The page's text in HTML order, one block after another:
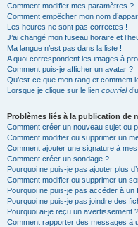
Comment modifier mes paramètres ?
Comment empêcher mon nom
Les heures ne sont pas correctes !
J’ai changé mon fuseau horaire et
Ma langue n’est pas dans la liste !
A quoi correspondent les images à
Comment puis-je afficher un avatar ?
Qu’est-ce que mon rang et comment
Lorsque je clique sur le lien courriel
Problèmes liés à la publication de
Comment créer un nouveau sujet ou
Comment modifier ou supprimer un
Comment ajouter une signature à
Comment créer un sondage ?
Pourquoi ne puis-je pas ajouter plus
Comment modifier ou supprimer un
Pourquoi ne puis-je pas accéder à un
Pourquoi ne puis-je pas joindre des
Pourquoi ai-je reçu un avertissement ?
Comment rapporter des messages à